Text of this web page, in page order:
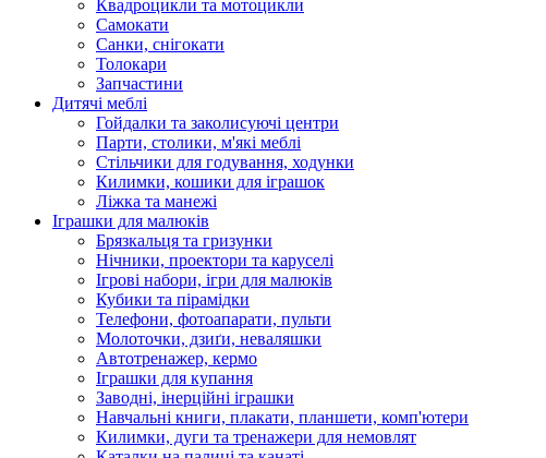
Квадроцикли та мотоцикли
Самокати
Санки, снігокати
Толокари
Запчастини
Дитячі меблі
Гойдалки та заколисуючі центри
Парти, столики, м'які меблі
Стільчики для годування, ходунки
Килимки, кошики для іграшок
Ліжка та манежі
Іграшки для малюків
Брязкальця та гризунки
Нічники, проектори та каруселі
Ігрові набори, ігри для малюків
Кубики та пірамідки
Телефони, фотоапарати, пульти
Молоточки, дзиґи, неваляшки
Автотренажер, кермо
Іграшки для купання
Заводні, інерційні іграшки
Навчальні книги, плакати, планшети, комп'ютери
Килимки, дуги та тренажери для немовлят